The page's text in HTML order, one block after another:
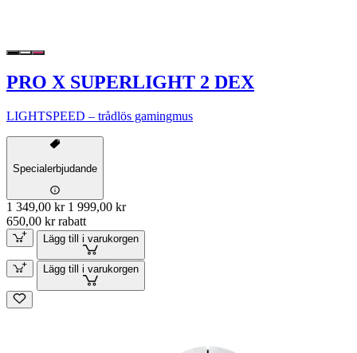
PRO X SUPERLIGHT 2 DEX
LIGHTSPEED – trådlös gamingmus
Specialerbjudande
1 349,00 kr 1 999,00 kr
650,00 kr rabatt
Lägg till i varukorgen
Lägg till i varukorgen